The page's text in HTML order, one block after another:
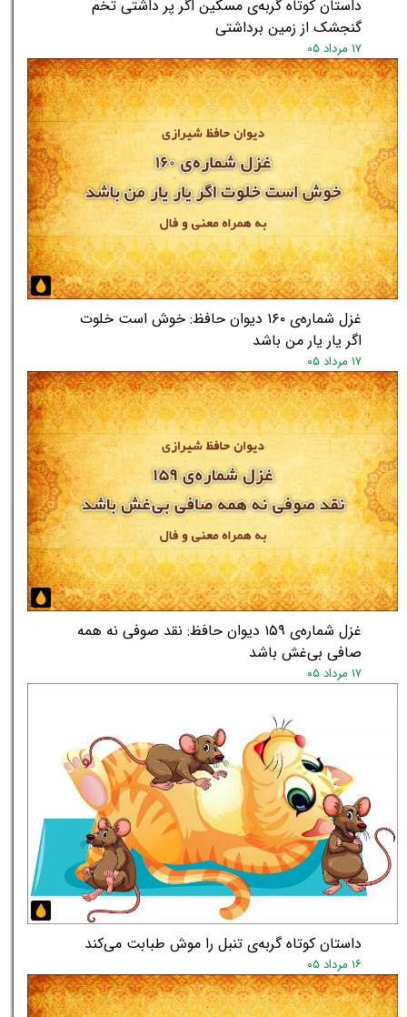
★★
داستان کوتاه گربه‌ی مسکین اگر پر داشتی تخم
گنجشک از زمین برداشتی
۱۷ مرداد ۰۵
غزل شماره‌ی ۱۶۰ دیوان حافظ: خوش است خلوت
اگر یار یار من باشد
۱۷ مرداد ۰۵
غزل شماره‌ی ۱۵۹ دیوان حافظ: نقد صوفی نه همه
صافی بی‌غش باشد
۱۷ مرداد ۰۵
داستان کوتاه گربه‌ی تنبل را موش طبابت می‌کند
۱۶ مرداد ۰۵